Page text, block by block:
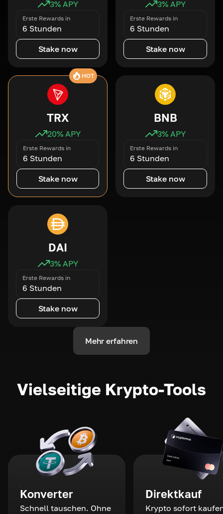
3% APY
Erste Rewards in
6 Stunden
Stake now
3% APY
Erste Rewards in
6 Stunden
Stake now
HOT
TRX
20% APY
Erste Rewards in
6 Stunden
Stake now
BNB
3% APY
Erste Rewards in
6 Stunden
Stake now
DAI
3% APY
Erste Rewards in
6 Stunden
Stake now
Mehr erfahren
Vielseitige Krypto-Tools
Konverter
Schnell tauschen. Ohne
Direktkauf
Krypto sofort